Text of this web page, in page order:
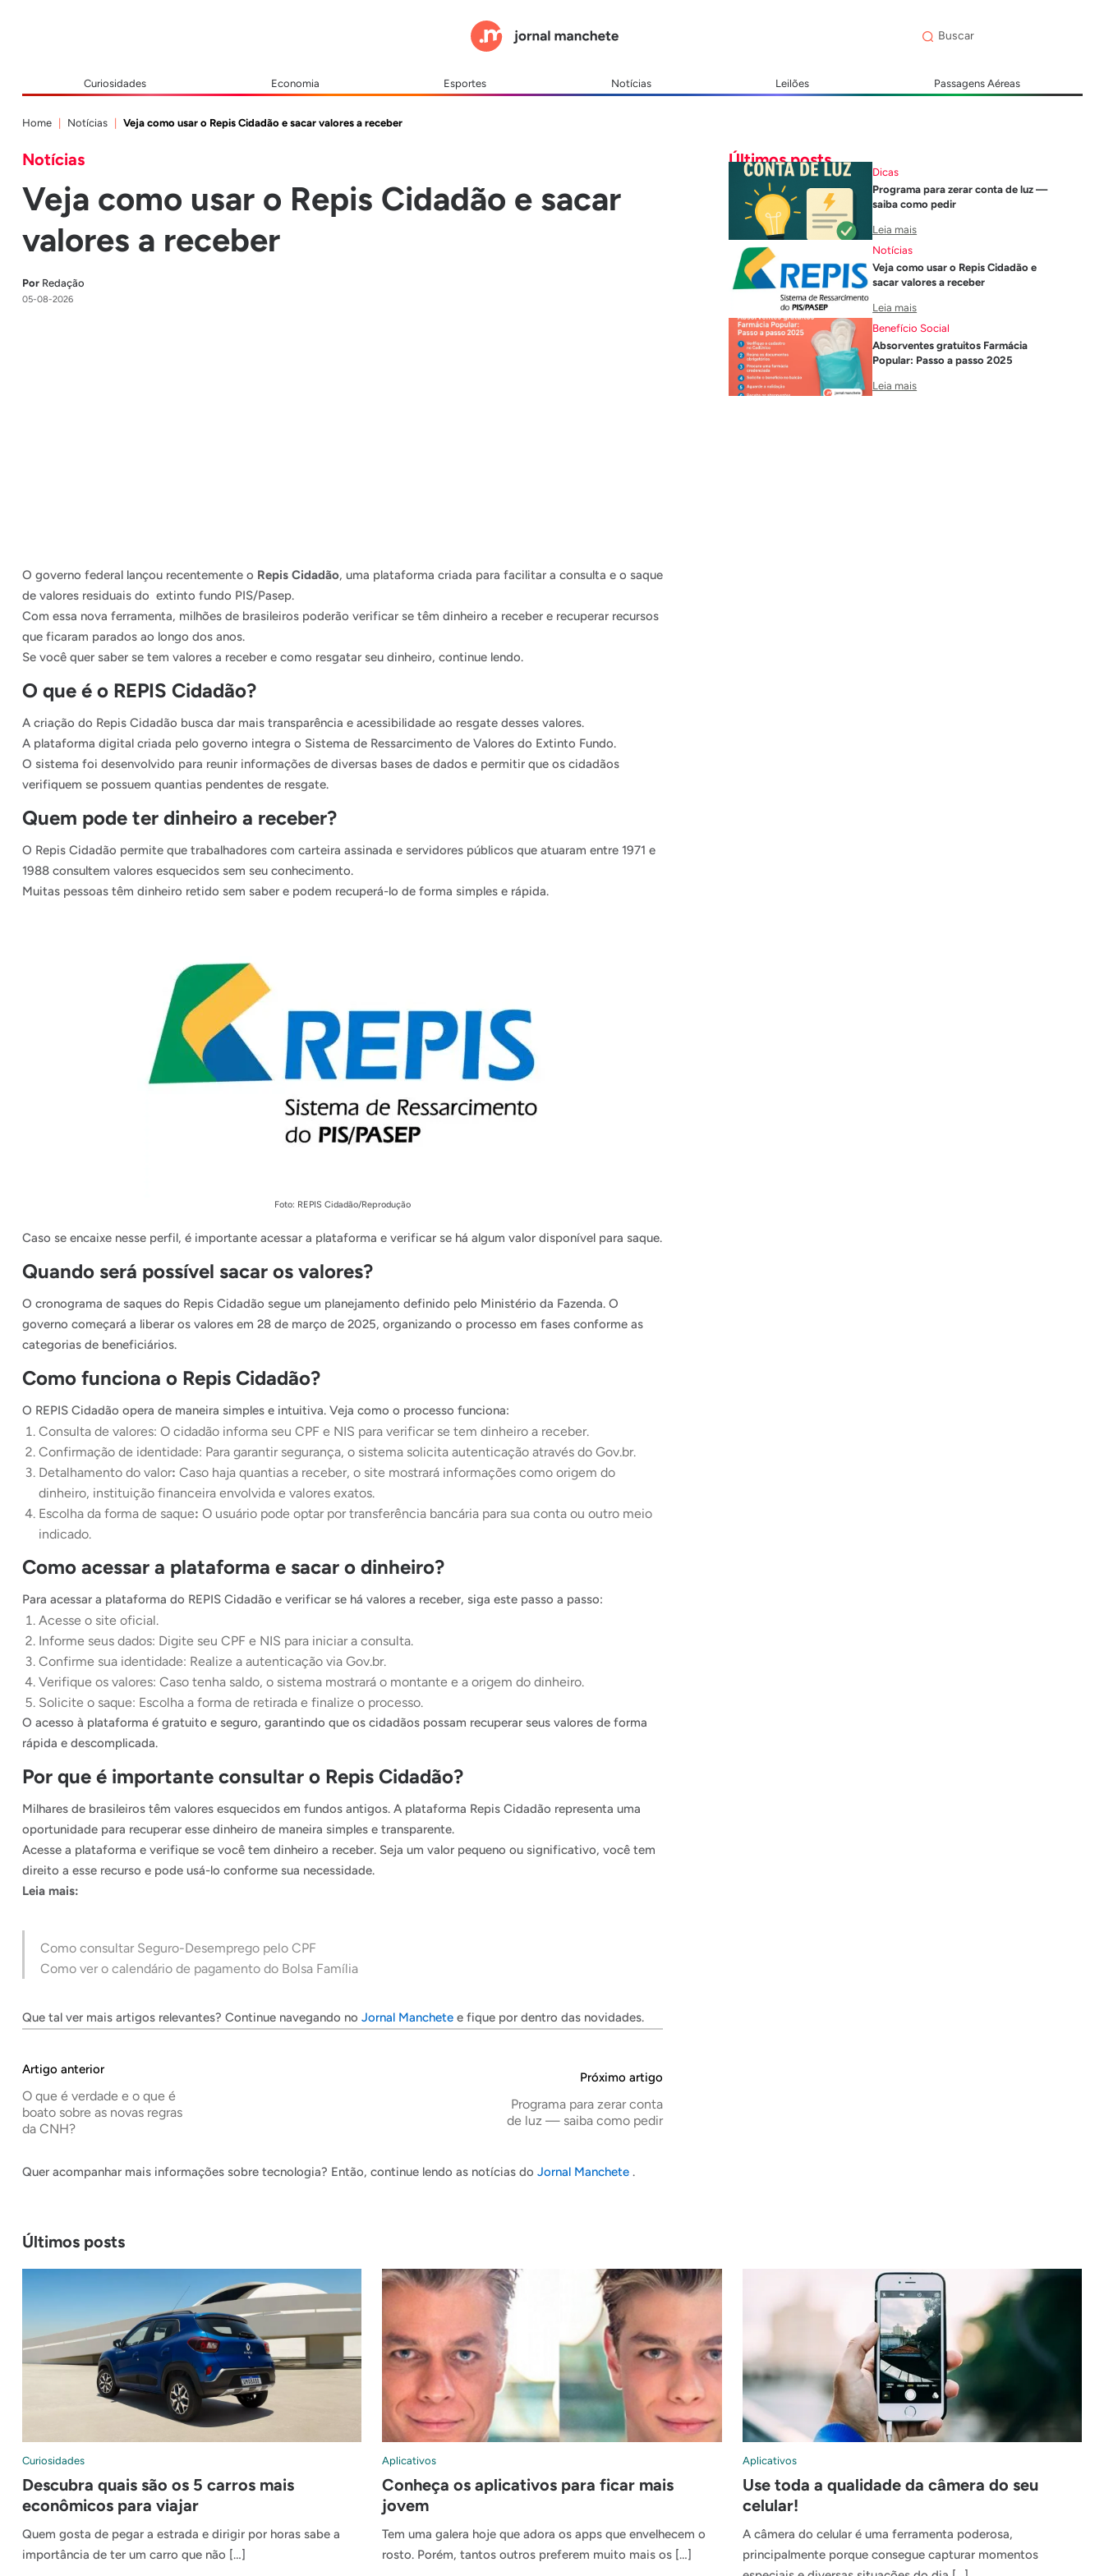
Curiosidades Economia Esportes Notícias Leilões Passagens Aéreas
Home Notícias Veja como usar o Repis Cidadão e sacar valores a receber
Notícias
Veja como usar o Repis Cidadão e sacar
valores a receber
PorRedação
05-08-2026
O governo federal lançou recentemente o Repis Cidadão, uma plataforma criada para facilitar a consulta e o saque
de valores residuais do extinto fundo PIS/Pasep.
Com essa nova ferramenta, milhões de brasileiros poderão verificar se têm dinheiro a receber e recuperar recursos
que ficaram parados ao longo dos anos.
Se você quer saber se tem valores a receber e como resgatar seu dinheiro, continue lendo.
O que é o REPIS Cidadão?
A criação do Repis Cidadão busca dar mais transparência e acessibilidade ao resgate desses valores.
A plataforma digital criada pelo governo integra o Sistema de Ressarcimento de Valores do Extinto Fundo.
O sistema foi desenvolvido para reunir informações de diversas bases de dados e permitir que os cidadãos
verifiquem se possuem quantias pendentes de resgate.
Quem pode ter dinheiro a receber?
O Repis Cidadão permite que trabalhadores com carteira assinada e servidores públicos que atuaram entre 1971 e
1988 consultem valores esquecidos sem seu conhecimento.
Muitas pessoas têm dinheiro retido sem saber e podem recuperá-lo de forma simples e rápida.
Foto: REPIS Cidadão/Reprodução
Caso se encaixe nesse perfil, é importante acessar a plataforma e verificar se há algum valor disponível para saque.
Quando será possível sacar os valores?
O cronograma de saques do Repis Cidadão segue um planejamento definido pelo Ministério da Fazenda. O
governo começará a liberar os valores em 28 de março de 2025, organizando o processo em fases conforme as
categorias de beneficiários.
Como funciona o Repis Cidadão?
O REPIS Cidadão opera de maneira simples e intuitiva. Veja como o processo funciona:
Consulta de valores: O cidadão informa seu CPF e NIS para verificar se tem dinheiro a receber.
Confirmação de identidade: Para garantir segurança, o sistema solicita autenticação através do Gov.br.
Detalhamento do valor: Caso haja quantias a receber, o site mostrará informações como origem do
dinheiro, instituição financeira envolvida e valores exatos.
Escolha da forma de saque: O usuário pode optar por transferência bancária para sua conta ou outro meio
indicado.
Como acessar a plataforma e sacar o dinheiro?
Para acessar a plataforma do REPIS Cidadão e verificar se há valores a receber, siga este passo a passo:
Acesse o site oficial.
Informe seus dados: Digite seu CPF e NIS para iniciar a consulta.
Confirme sua identidade: Realize a autenticação via Gov.br.
Verifique os valores: Caso tenha saldo, o sistema mostrará o montante e a origem do dinheiro.
Solicite o saque: Escolha a forma de retirada e finalize o processo.
O acesso à plataforma é gratuito e seguro, garantindo que os cidadãos possam recuperar seus valores de forma
rápida e descomplicada.
Por que é importante consultar o Repis Cidadão?
Milhares de brasileiros têm valores esquecidos em fundos antigos. A plataforma Repis Cidadão representa uma
oportunidade para recuperar esse dinheiro de maneira simples e transparente.
Acesse a plataforma e verifique se você tem dinheiro a receber. Seja um valor pequeno ou significativo, você tem
direito a esse recurso e pode usá-lo conforme sua necessidade.
Leia mais:
Como consultar Seguro-Desemprego pelo CPF
Como ver o calendário de pagamento do Bolsa Família
Que tal ver mais artigos relevantes? Continue navegando no Jornal Manchetee fique por dentro das novidades.
Artigo anterior
O que é verdade e o que é
boato sobre as novas regras
da CNH?
Próximo artigo
Programa para zerar conta
de luz — saiba como pedir
Quer acompanhar mais informações sobre tecnologia? Então, continue lendo as notícias do Jornal Manchete .
Últimos posts
Dicas
Programa para zerar conta de luz —
saiba como pedir
Leia mais
Notícias
Veja como usar o Repis Cidadão e
sacar valores a receber
Leia mais
Benefício Social
Absorventes gratuitos Farmácia
Popular: Passo a passo 2025
Leia mais
Últimos posts
Curiosidades
Descubra quais são os 5 carros mais
econômicos para viajar
Quem gosta de pegar a estrada e dirigir por horas sabe a
importância de ter um carro que não […]
Aplicativos
Conheça os aplicativos para ficar mais
jovem
Tem uma galera hoje que adora os apps que envelhecem o
rosto. Porém, tantos outros preferem muito mais os […]
Aplicativos
Use toda a qualidade da câmera do seu
celular!
A câmera do celular é uma ferramenta poderosa,
principalmente porque consegue capturar momentos